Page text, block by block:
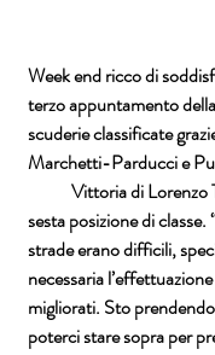
Week end ricco di
terzo appuntamento
scuderie classificate
Marchetti-Parducci e
Vittoria di Lorenzo
sesta posizione di
strade erano difficili,
necessaria
migliorati. Sto
poterci stare sopra per